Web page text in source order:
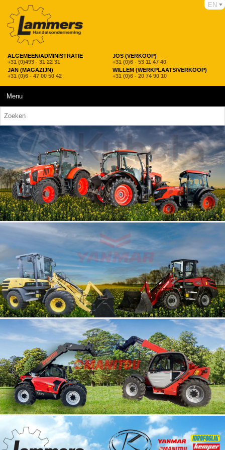
ALGEMEEN/ADMINISTRATIE
+31 (0)493 - 31 22 31
JOS (VERKOOP)
+31 (0)6 - 53 11 47 40
JAN (MAGAZIJN)
+31 (0)6 - 47 00 50 42
WILLEM (WERKPLAATS/VERKOOP)
+31 (0)6 - 20 74 90 10
EN
Menu